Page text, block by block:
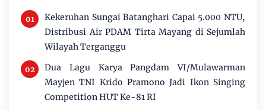
Kekeruhan Sungai Batanghari Capai 5.000 NTU,
Distribusi Air PDAM Tirta Mayang di Sejumlah
Wilayah Terganggu
Dua Lagu Karya Pangdam VI/Mulawarman
Mayjen TNI Krido Pramono Jadi Ikon Singing
Competition HUT Ke-81 RI